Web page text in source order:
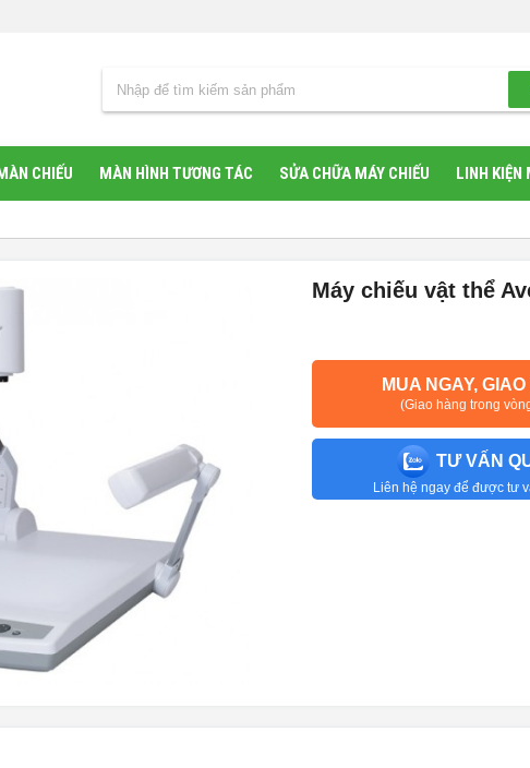
CHIẾU MÀN HÌNH TƯƠNG TÁC SỬA CHỮA MÁY CHIẾU LINH KIỆN
Máy chiếu vật thể
MUA NGAY,
(Giao hàng trong
TƯ VẤN
Liên hệ ngay để được tư